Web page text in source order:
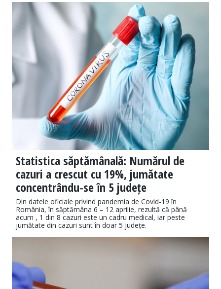
Statistica săptămânală: Numărul de
cazuri a crescut cu 19%, jumătate
concentrându-se în 5 județe
Din datele oficiale privind pandemia de Covid-19 în
România, în săptămâna 6 – 12 aprilie, rezultă că până
acum , 1 din 8 cazuri este un cadru medical, iar peste
jumătate din cazuri sunt în doar 5 județe.